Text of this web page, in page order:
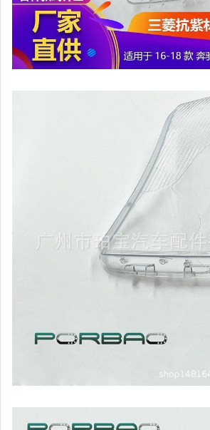
手錶與飾品配件
女包精品與女鞋
家電與影音視聽